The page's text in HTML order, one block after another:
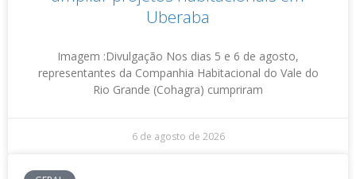
Uberaba
Imagem :Divulgação Nos dias 5 e 6 de agosto,
representantes da Companhia Habitacional do Vale do
Rio Grande (Cohagra) cumpriram
6 de agosto de 2026